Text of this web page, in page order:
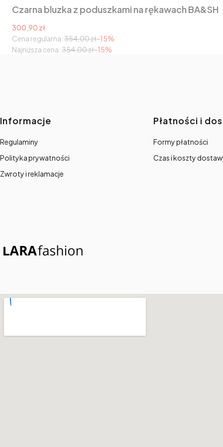
Czarna bluzka z poduszkami na rękawach BA&SH
Cena promocyjna
300,90 zł
Cena regularna:354,00 zł-15%
Najniższa cena:354,00 zł-15%
Linki w stopce
Informacje
Regulaminy
Polityka prywatności
Zwroty i reklamacje
Płatności i
Formy płatności
Czas i koszty